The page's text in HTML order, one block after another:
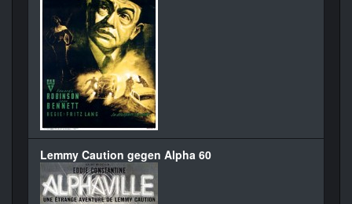
Lemmy Caution gegen Alpha 60